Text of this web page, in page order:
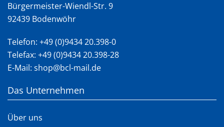
Bürgermeister-Wiendl-Str. 9
92439 Bodenwöhr
Telefon: +49 (0)9434 20.398-0
Telefax: +49 (0)9434 20.398-28
E-Mail: shop@bcl-mail.de
Das Unternehmen
Über uns